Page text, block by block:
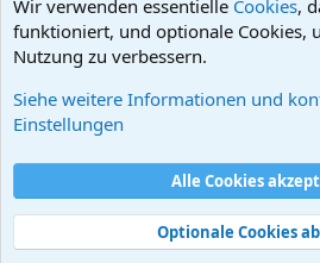
DB-Literatur
Nutzungsbedingungen
Hilfe und Impressum
Start
R
S
Community platform by XenForo® © 2010-2026
Wir verwenden essentielle Cookies,
funktioniert, und optionale Cookies,
Nutzung zu verbessern.
Siehe weitere Informationen und
Einstellungen
Alle Cookies
Optionale Cookies